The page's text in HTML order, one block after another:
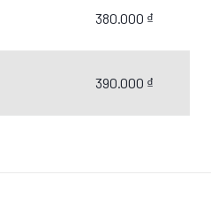
380.000 ₫
390.000 ₫